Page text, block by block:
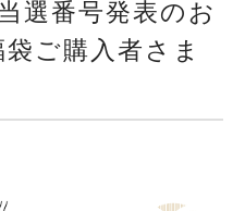
選番号発表のお
ご購入者さま